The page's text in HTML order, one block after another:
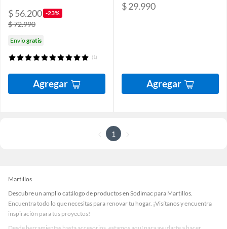
$ 56.200 -23%
$ 72.990
Envíogratis
(1)
Agregar
$ 29.990
Agregar
1
Martillos
Descubre un amplio catálogo de productos en Sodimac para Martillos.
Encuentra todo lo que necesitas para renovar tu hogar. ¡Visítanos y encuentra
inspiración para tus proyectos!